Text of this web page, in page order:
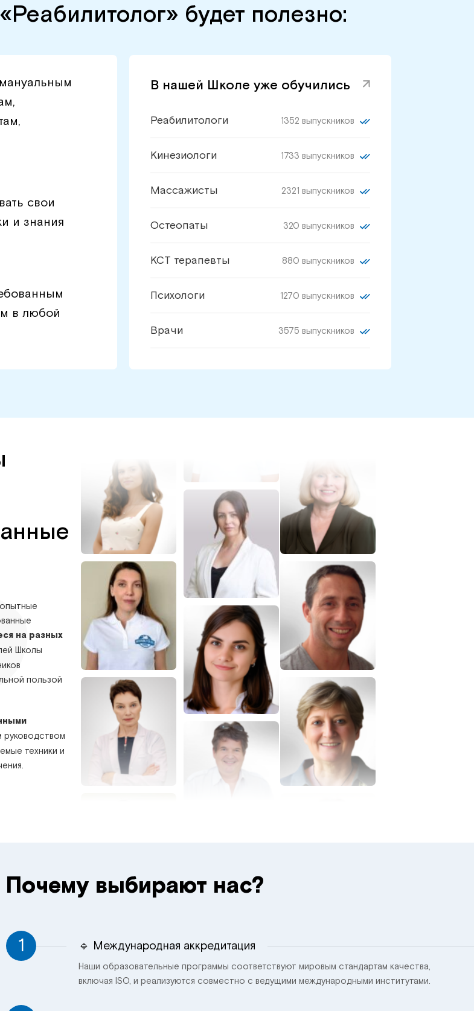
будет полезно:
свои
и знания
в любой
В нашей Школе уже обучились
Реабилитологи 1352 выпускников
Кинезиологи 1733 выпускников
Массажисты 2321 выпускников
Остеопаты 320 выпускников
КСТ терапевты 880 выпускников
Психологи 1270 выпускников
Врачи 3575 выпускников
на разных
Школы
пользой
руководством
техники и
Почему выбирают нас?
1 🔹 Международная аккредитация
Наши образовательные программы соответствуют мировым стандартам качества,
включая ISO, и реализуются совместно с ведущими международными институтами.